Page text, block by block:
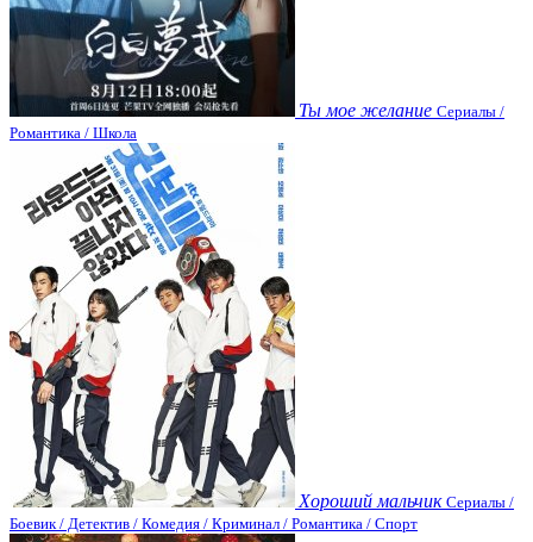
Ты мое желание Сериалы /
Романтика / Школа
Хороший мальчик Сериалы /
Боевик / Детектив / Комедия / Криминал / Романтика / Спорт